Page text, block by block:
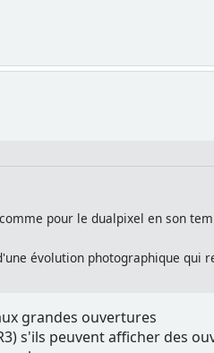
pour le dualpixel en son
évolution photographique qui
grandes ouvertures
s'ils peuvent afficher des